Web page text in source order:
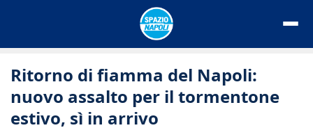
Ritorno di fiamma del Napoli:
nuovo assalto per il tormentone
estivo, sì in arrivo